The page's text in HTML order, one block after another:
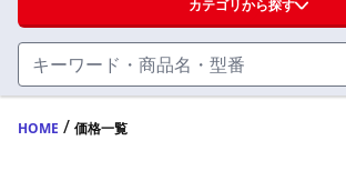
ハンドル・取手・つまみ・周辺機器
FA・A
製品カタログ
カテゴリから探す
HOME / 価格一覧